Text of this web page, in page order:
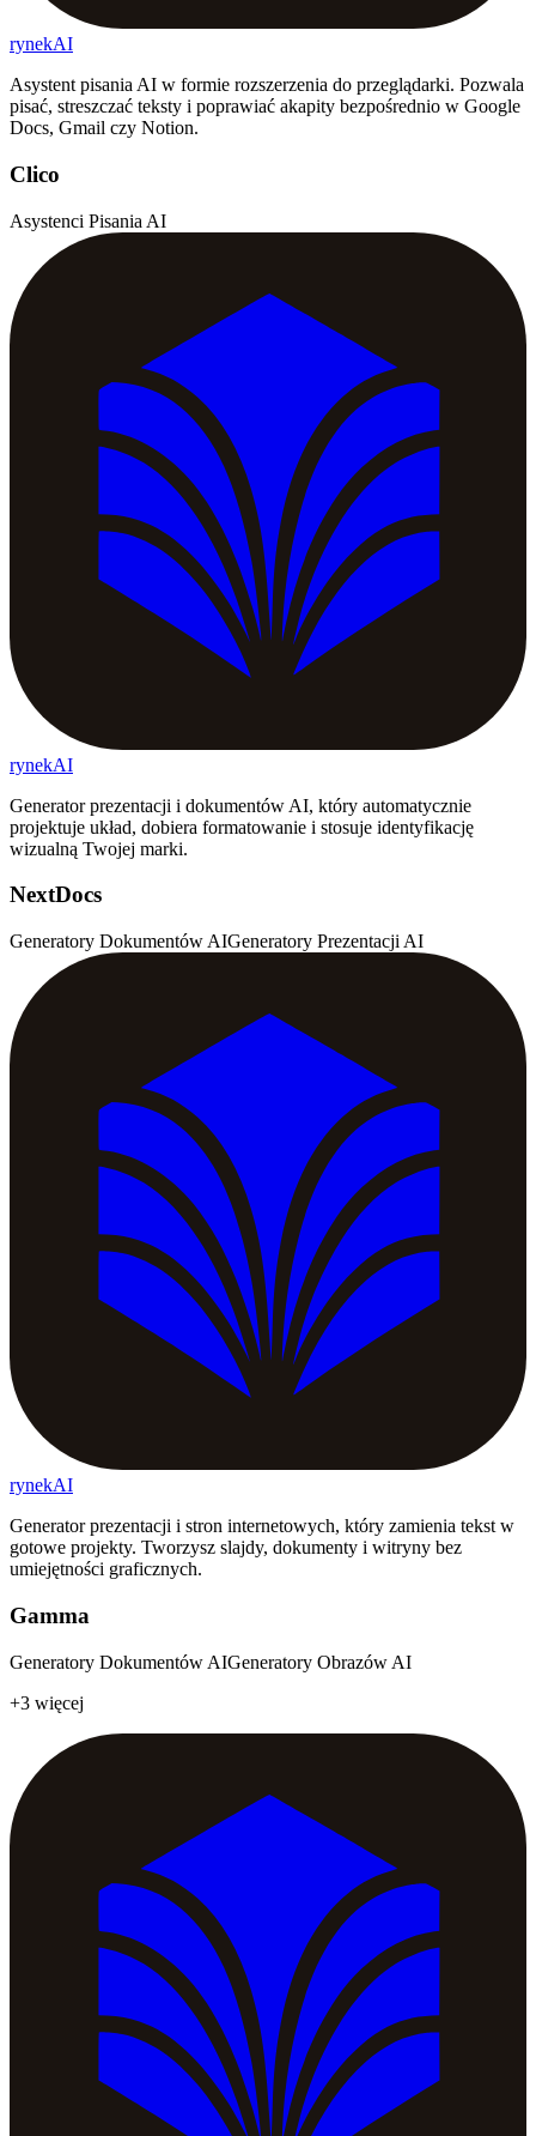
rynekAI
Asystent pisania AI w formie rozszerzenia do przeglądarki. Pozwala
pisać, streszczać teksty i poprawiać akapity bezpośrednio w Google
Docs, Gmail czy Notion.
Clico
Asystenci Pisania AI
rynekAI
Generator prezentacji i dokumentów AI, który automatycznie
projektuje układ, dobiera formatowanie i stosuje identyfikację
wizualną Twojej marki.
NextDocs
Generatory Dokumentów AIGeneratory Prezentacji AI
rynekAI
Generator prezentacji i stron internetowych, który zamienia tekst w
gotowe projekty. Tworzysz slajdy, dokumenty i witryny bez
umiejętności graficznych.
Gamma
Generatory Dokumentów AIGeneratory Obrazów AI
+3 więcej